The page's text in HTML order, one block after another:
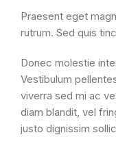
Praesent eget
rutrum. Sed quis
Donec molestie
Vestibulum
viverra sed mi ac
diam blandit, vel
justo dignissim